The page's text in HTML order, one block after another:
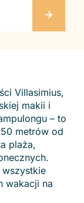
Villasimius,
makii i
– to
metrów od
plaża,
wakacji na